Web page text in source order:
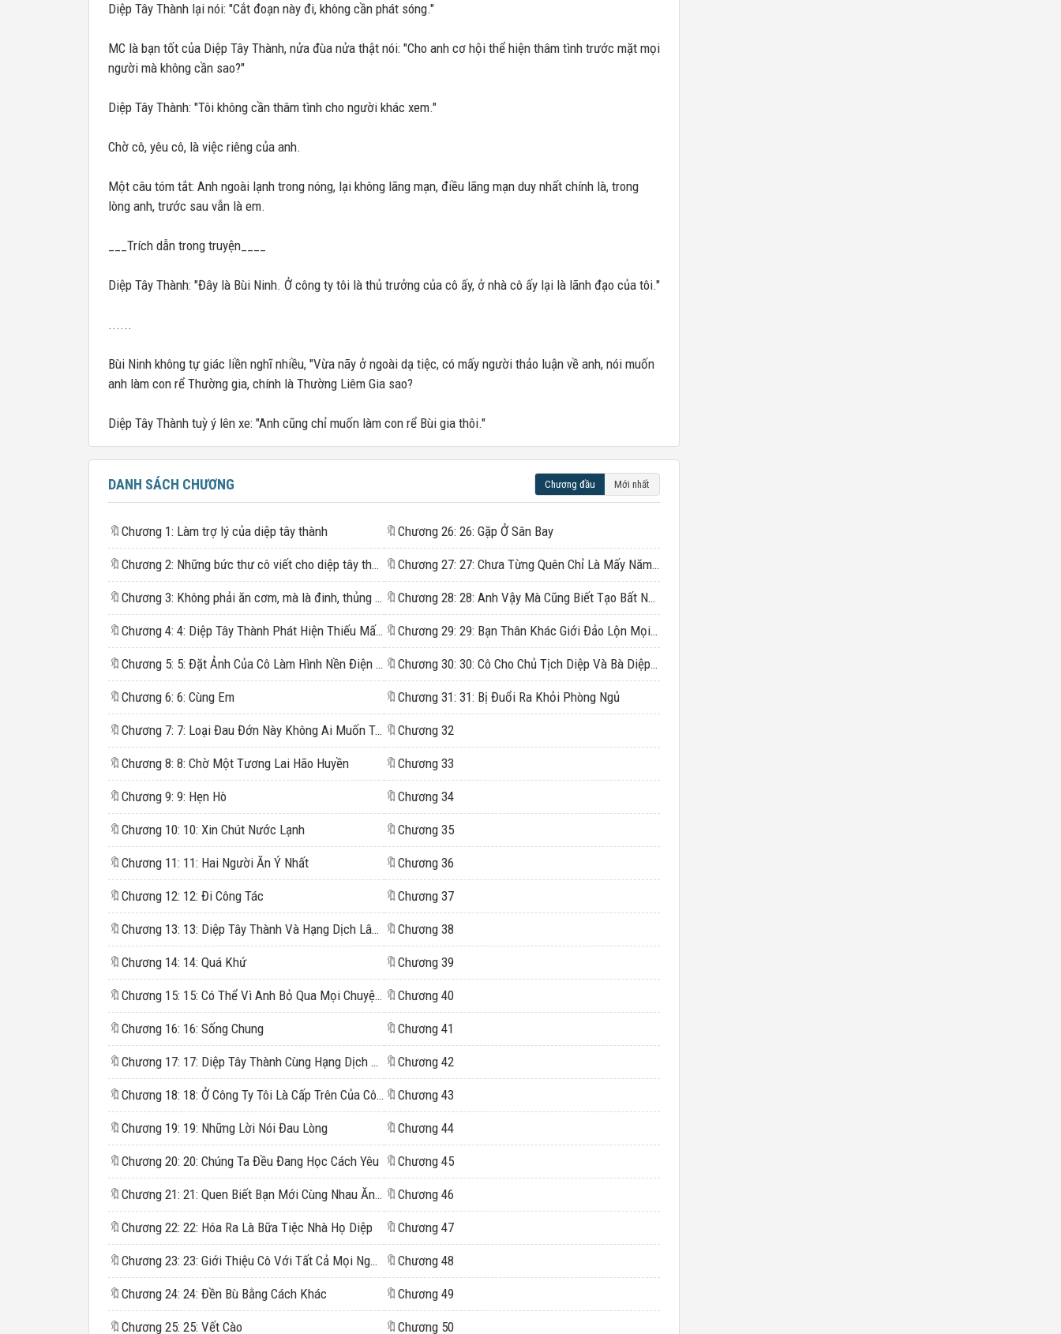
Diệp Tây Thành lại nói: "Cắt đoạn này đi, không cần phát sóng."
MC là bạn tốt của Diệp Tây Thành, nửa đùa nửa thật nói: "Cho anh cơ hội thể hiện thâm tình trước mặt mọi
người mà không cần sao?"
Diệp Tây Thành: "Tôi không cần thâm tình cho người khác xem."
Chờ cô, yêu cô, là việc riêng của anh.
Một câu tóm tắt: Anh ngoài lạnh trong nóng, lại không lãng mạn, điều lãng mạn duy nhất chính là, trong
lòng anh, trước sau vẫn là em.
___Trích dẫn trong truyện____
Diệp Tây Thành: "Đây là Bùi Ninh. Ở công ty tôi là thủ trưởng của cô ấy, ở nhà cô ấy lại là lãnh đạo của tôi."
......
Bùi Ninh không tự giác liền nghĩ nhiều, "Vừa nãy ở ngoài dạ tiệc, có mấy người thảo luận về anh, nói muốn
anh làm con rể Thường gia, chính là Thường Liêm Gia sao?
Diệp Tây Thành tuỳ ý lên xe: "Anh cũng chỉ muốn làm con rể Bùi gia thôi."
DANH SÁCH CHƯƠNG Chương đầu Mới nhất
🔖 Chương 1: Làm trợ lý của diệp tây thành
🔖 Chương 2: Những bức thư cô viết cho diệp tây thành mấy năm trước
🔖 Chương 3: Không phải ăn cơm, mà là đinh, thủng luôn dạ dày
🔖 Chương 4: 4: Diệp Tây Thành Phát Hiện Thiếu Mấy Bức Thư
🔖 Chương 5: 5: Đặt Ảnh Của Cô Làm Hình Nền Điện Thoại
🔖 Chương 6: 6: Cùng Em
🔖 Chương 7: 7: Loại Đau Đớn Này Không Ai Muốn Trải Qua Lần Thứ Hai
🔖 Chương 8: 8: Chờ Một Tương Lai Hão Huyền
🔖 Chương 9: 9: Hẹn Hò
🔖 Chương 10: 10: Xin Chút Nước Lạnh
🔖 Chương 11: 11: Hai Người Ăn Ý Nhất
🔖 Chương 12: 12: Đi Công Tác
🔖 Chương 13: 13: Diệp Tây Thành Và Hạng Dịch Lâm Cùng Gọi Tên Cô
🔖 Chương 14: 14: Quá Khứ
🔖 Chương 15: 15: Có Thể Vì Anh Bỏ Qua Mọi Chuyện Quay Đầu Thêm Lần Nữa
🔖 Chương 16: 16: Sống Chung
🔖 Chương 17: 17: Diệp Tây Thành Cùng Hạng Dịch Lâm Im Lặng Đối Đầu
🔖 Chương 18: 18: Ở Công Ty Tôi Là Cấp Trên Của Cô Ấy Về Nhà Cô Ấy Là Lãnh Đạo Của Tôi
🔖 Chương 19: 19: Những Lời Nói Đau Lòng
🔖 Chương 20: 20: Chúng Ta Đều Đang Học Cách Yêu
🔖 Chương 21: 21: Quen Biết Bạn Mới Cùng Nhau Ăn Cơm
🔖 Chương 22: 22: Hóa Ra Là Bữa Tiệc Nhà Họ Diệp
🔖 Chương 23: 23: Giới Thiệu Cô Với Tất Cả Mọi Người Trong Nhà
🔖 Chương 24: 24: Đền Bù Bằng Cách Khác
🔖 Chương 25: 25: Vết Cào
🔖 Chương 26: 26: Gặp Ở Sân Bay
🔖 Chương 27: 27: Chưa Từng Quên Chỉ Là Mấy Năm Nay Không Nhớ Đến
🔖 Chương 28: 28: Anh Vậy Mà Cũng Biết Tạo Bất Ngờ
🔖 Chương 29: 29: Bạn Thân Khác Giới Đảo Lộn Mọi Kế Hoạch
🔖 Chương 30: 30: Cô Cho Chủ Tịch Diệp Và Bà Diệp Đủ Mặt Mũi
🔖 Chương 31: 31: Bị Đuổi Ra Khỏi Phòng Ngủ
🔖 Chương 32
🔖 Chương 33
🔖 Chương 34
🔖 Chương 35
🔖 Chương 36
🔖 Chương 37
🔖 Chương 38
🔖 Chương 39
🔖 Chương 40
🔖 Chương 41
🔖 Chương 42
🔖 Chương 43
🔖 Chương 44
🔖 Chương 45
🔖 Chương 46
🔖 Chương 47
🔖 Chương 48
🔖 Chương 49
🔖 Chương 50